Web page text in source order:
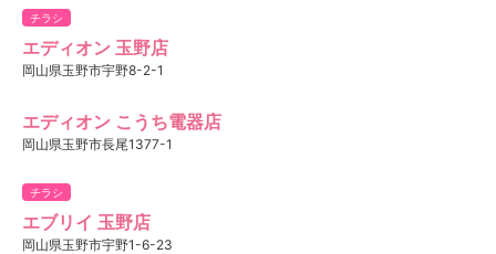
チラシ
エディオン 玉野店
岡山県玉野市宇野8-2-1
エディオン こうち電器店
岡山県玉野市長尾1377-1
チラシ
エブリイ 玉野店
岡山県玉野市宇野1-6-23